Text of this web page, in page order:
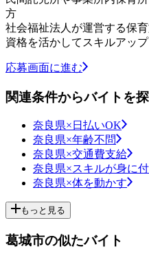
方
社会福祉法人が運営する保
資格を活かしてスキルアッ
応募画面に進む
関連条件からバイトを
奈良県×日払いOK
奈良県×年齢不問
奈良県×交通費支給
奈良県×スキルが身に付
奈良県×体を動かす
もっと見る
葛城市の似たバイト